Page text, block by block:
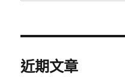
近期文章